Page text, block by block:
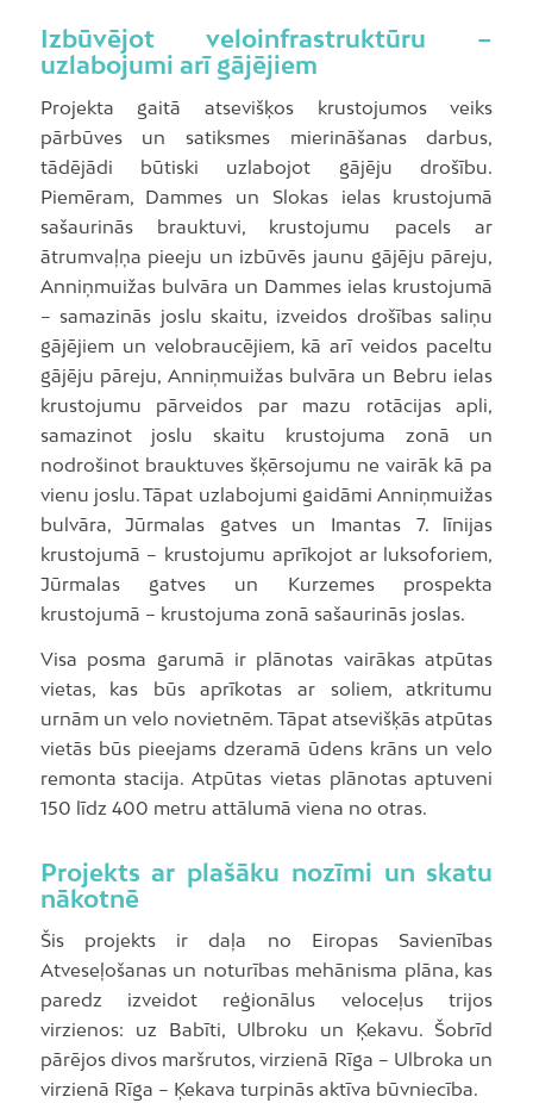
Izbūvējot veloinfrastruktūru –
uzlabojumi arī gājējiem
Projekta gaitā atsevišķos krustojumos veiks
pārbūves un satiksmes mierināšanas darbus,
tādējādi būtiski uzlabojot gājēju drošību.
Piemēram, Dammes un Slokas ielas krustojumā
sašaurinās brauktuvi, krustojumu pacels ar
ātrumvaļņa pieeju un izbūvēs jaunu gājēju pāreju,
Anniņmuižas bulvāra un Dammes ielas krustojumā
– samazinās joslu skaitu, izveidos drošības saliņu
gājējiem un velobraucējiem, kā arī veidos paceltu
gājēju pāreju, Anniņmuižas bulvāra un Bebru ielas
krustojumu pārveidos par mazu rotācijas apli,
samazinot joslu skaitu krustojuma zonā un
nodrošinot brauktuves šķērsojumu ne vairāk kā pa
vienu joslu. Tāpat uzlabojumi gaidāmi Anniņmuižas
bulvāra, Jūrmalas gatves un Imantas 7. līnijas
krustojumā – krustojumu aprīkojot ar luksoforiem,
Jūrmalas gatves un Kurzemes prospekta
krustojumā – krustojuma zonā sašaurinās joslas.
Visa posma garumā ir plānotas vairākas atpūtas
vietas, kas būs aprīkotas ar soliem, atkritumu
urnām un velo novietnēm. Tāpat atsevišķās atpūtas
vietās būs pieejams dzeramā ūdens krāns un velo
remonta stacija. Atpūtas vietas plānotas aptuveni
150 līdz 400 metru attālumā viena no otras.
Projekts ar plašāku nozīmi un skatu
nākotnē
Šis projekts ir daļa no Eiropas Savienības
Atveseļošanas un noturības mehānisma plāna, kas
paredz izveidot reģionālus veloceļus trijos
virzienos: uz Babīti, Ulbroku un Ķekavu. Šobrīd
pārējos divos maršrutos, virzienā Rīga – Ulbroka un
virzienā Rīga – Ķekava turpinās aktīva būvniecība.